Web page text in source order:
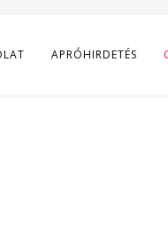
APRÓHIRDETÉS